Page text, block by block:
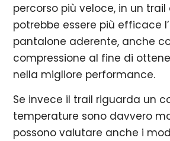
percorso più veloce, in un
potrebbe essere più efficace
pantalone aderente, anche
compressione al fine di
nella migliore performance.
Se invece il trail riguarda un
temperature sono davvero
possono valutare anche i